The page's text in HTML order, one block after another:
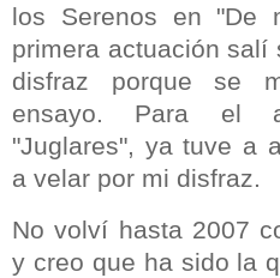
los Serenos en "De
primera actuación salí
disfraz porque se
ensayo. Para el
"Juglares", ya tuve a
a velar por mi disfraz.
No volví hasta 2007
y creo que ha sido la